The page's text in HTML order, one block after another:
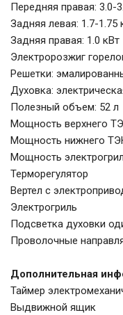
Передняя правая: 3.0-
Задняя левая: 1.7-1.75
Задняя правая: 1.0 кВт
Электророзжиг
Решетки:
Духовка:
Полезный объем: 52 л
Мощность верхнего
Мощность нижнего
Мощность
Терморегулятор
Вертел с
Электрогриль
Подсветка духовки
Проволочные
Дополнительная
Таймер
Выдвижной ящик